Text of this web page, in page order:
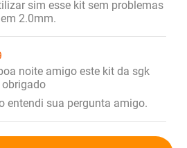
sim esse kit sem problemas
2.0mm.
noite amigo este kit da sgk
entendi sua pergunta amigo.